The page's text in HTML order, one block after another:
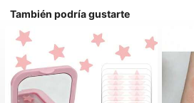
También podría gustarte